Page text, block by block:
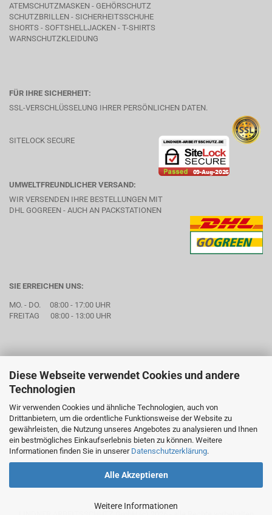
Diese Webseite verwendet Cookies und andere
Technologien
Wir verwenden Cookies und ähnliche Technologien, auch von
Drittanbietern, um die ordentliche Funktionsweise der Website zu
gewährleisten, die Nutzung unseres Angebotes zu analysieren und Ihnen
ein bestmögliches Einkaufserlebnis bieten zu können. Weitere
Informationen finden Sie in unserer Datenschutzerklärung.
Alle Akzeptieren
Weitere Informationen
ATEMSCHUTZMASKEN - GEHÖRSCHUTZ
SCHUTZBRILLEN - SICHERHEITSSCHUHE
SHORTS - SOFTSHELLJACKEN - T-SHIRTS
WARNSCHUTZKLEIDUNG
FÜR IHRE SICHERHEIT:
SSL-VERSCHLÜSSELUNG IHRER PERSÖNLICHEN DATEN.
SITELOCK SECURE
UMWELTFREUNDLICHER VERSAND:
WIR VERSENDEN IHRE BESTELLUNGEN MIT
DHL GOGREEN - AUCH AN PACKSTATIONEN
SIE ERREICHEN UNS:
MO. - DO. 08:00 - 17:00 UHR
FREITAG 08:00 - 13:00 UHR